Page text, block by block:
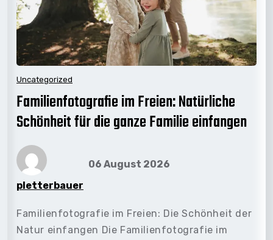
Uncategorized
Familienfotografie im Freien: Natürliche
Schönheit für die ganze Familie einfangen
pletterbauer
06 August 2026
Familienfotografie im Freien: Die Schönheit der
Natur einfangen Die Familienfotografie im